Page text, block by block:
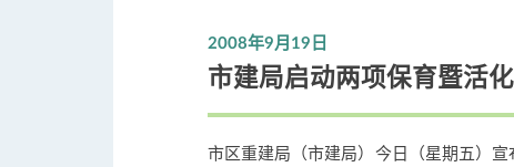
2008年9月19日
市建局启动两项保育暨活
市区重建局（市建局）今日（星期五）